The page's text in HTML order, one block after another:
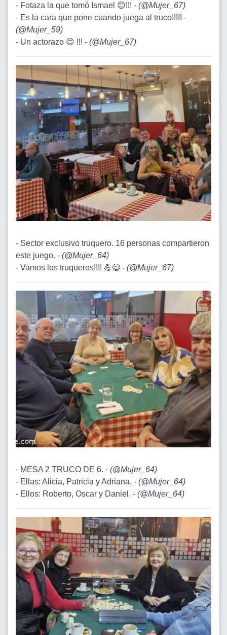
- Fotaza la que tomó Ismael 😊!!! - (@Mujer_67)
- Es la cara que pone cuando juega al truco!!!!! -
(@Mujer_59)
- Un actorazo 😊 !!! - (@Mujer_67)
- Sector exclusivo truquero. 16 personas compartieron
este juego. - (@Mujer_64)
- Vamos los truqueros!!!! 💪😄 - (@Mujer_67)
- MESA 2 TRUCO DE 6. - (@Mujer_64)
- Ellas: Alicia, Patricia y Adriana. - (@Mujer_64)
- Ellos: Roberto, Oscar y Daniel. - (@Mujer_64)